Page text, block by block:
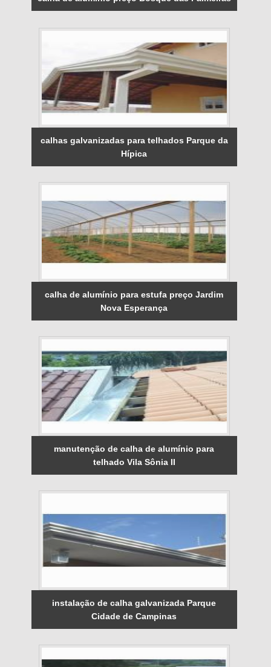
calhas galvanizadas para telhados Parque da
Hípica
calha de alumínio para estufa preço Jardim
Nova Esperança
manutenção de calha de alumínio para
telhado Vila Sônia II
instalação de calha galvanizada Parque
Cidade de Campinas